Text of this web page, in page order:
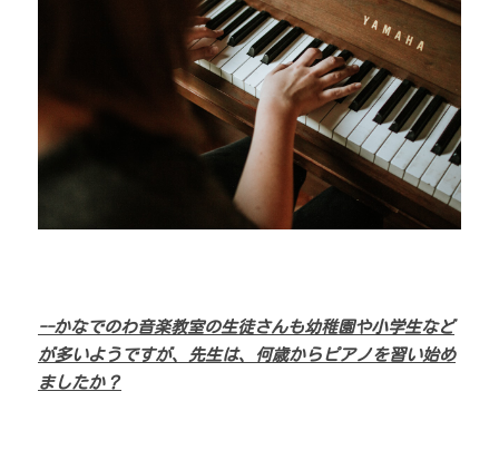
--かなでのわ音楽教室の生徒さんも幼稚園や小学生など
が多いようですが、先生は、何歳からピアノを習い始め
ましたか？